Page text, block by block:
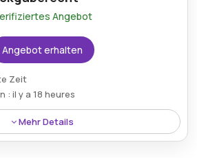
Angebot
Angebot erhalten
Zeit
: il y a 18 heures
Mehr Details
tägige kostenlose